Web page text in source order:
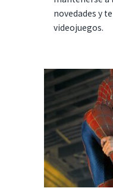
novedades y
videojuegos.